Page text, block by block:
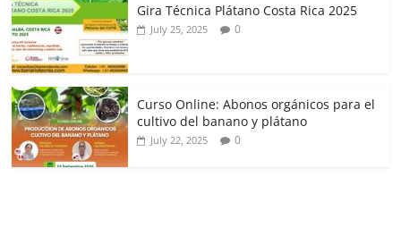
Gira Técnica Plátano Costa Rica 2025
July 25, 2025 0
Curso Online: Abonos orgánicos para el
cultivo del banano y plátano
July 22, 2025 0